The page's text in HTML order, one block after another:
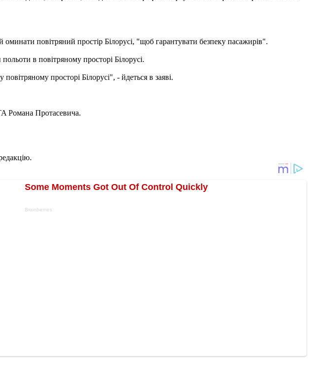
оминати повітряний простір Білорусі, "щоб гарантувати безпеку пасажирів".
в повітряному просторі Білорусі.
просторі Білорусі", - йдеться в заяві.
Романа Протасевича.